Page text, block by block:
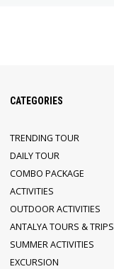
CATEGORIES
TRENDING TOUR
DAILY TOUR
COMBO PACKAGE
ACTIVITIES
OUTDOOR ACTIVITIES
ANTALYA TOURS & TRIPS
SUMMER ACTIVITIES
EXCURSION